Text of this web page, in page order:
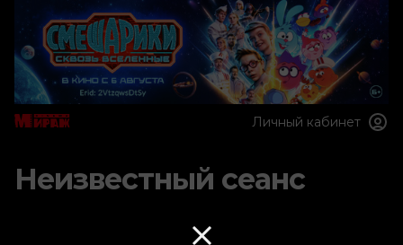
Личный кабинет
Неизвестный сеанс